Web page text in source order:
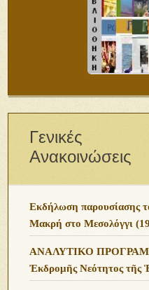
Γενικές
Ανακοινώσεις
Εκδήλωση παρουσίασης
Μακρή στο Μεσολόγγι
ΑΝΑΛΥΤΙΚΟ
Ἐκδρομῆς Νεότητος τῆς